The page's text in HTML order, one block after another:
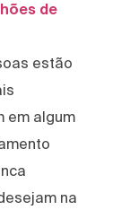
de
estão
em algum
na